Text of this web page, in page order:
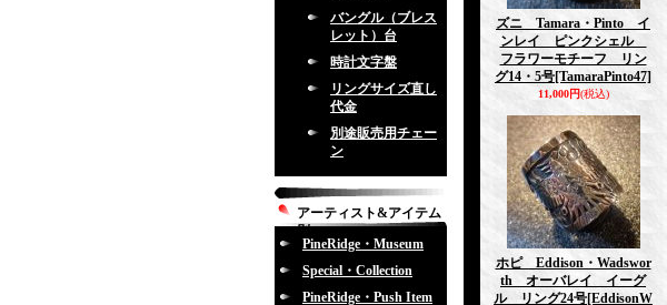
バングル（ブレス
レット）台
時計文字盤
リングサイズ直し
代金
別途販売用チェー
ン
アーティスト&アイテム
別
PineRidge・Museum
Special・Collection
PineRidge・Push Item
ズニ Tamara・Pinto イ
ンレイ ピンクシェル
フラワーモチーフ リン
グ14・5号[TamaraPinto47]
11,000円(税込)
ホピ Eddison・Wadswor
th オーバレイ イーグ
ル リング24号[EddisonW